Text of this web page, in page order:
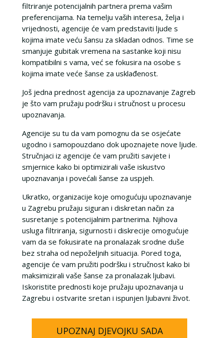
filtriranje potencijalnih partnera prema vašim
preferencijama. Na temelju vaših interesa, želja i
vrijednosti, agencije će vam predstaviti ljude s
kojima imate veću šansu za skladan odnos. Time se
smanjuje gubitak vremena na sastanke koji nisu
kompatibilni s vama, već se fokusira na osobe s
kojima imate veće šanse za usklađenost.
Još jedna prednost agencija za upoznavanje Zagreb
je što vam pružaju podršku i stručnost u procesu
upoznavanja.
Agencije su tu da vam pomognu da se osjećate
ugodno i samopouzdano dok upoznajete nove ljude.
Stručnjaci iz agencije će vam pružiti savjete i
smjernice kako bi optimizirali vaše iskustvo
upoznavanja i povećali šanse za uspjeh.
Ukratko, organizacije koje omogućuju upoznavanje
u Zagrebu pružaju siguran i diskretan način za
susretanje s potencijalnim partnerima. Njihova
usluga filtriranja, sigurnosti i diskrecije omogućuje
vam da se fokusirate na pronalazak srodne duše
bez straha od nepoželjnih situacija. Pored toga,
agencije će vam pružiti podršku i stručnost kako bi
maksimizirali vaše šanse za pronalazak ljubavi.
Iskoristite prednosti koje pružaju upoznavanja u
Zagrebu i ostvarite sretan i ispunjen ljubavni život.
UPOZNAJ DJEVOJKU SADA